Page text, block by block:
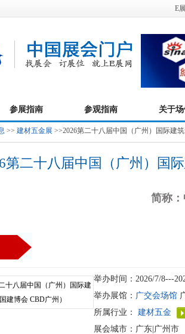
E
参展指南 参观指南 关于
>> 建材五金展 >>2026第二十八届中国（广州）国际建
第二十八届中国（广州）国
简称
举办时间：2026/7/8---
举办展馆： 广交会场馆
所属行业： 建材五金
展会城市：广东|广州市